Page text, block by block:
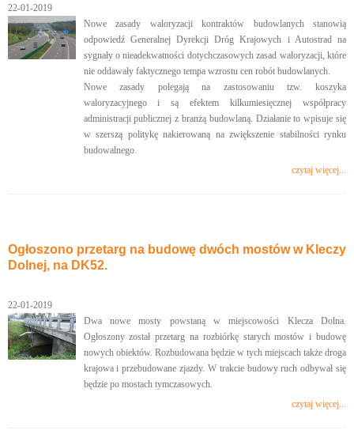
22-01-2019
Nowe zasady waloryzacji kontraktów budowlanych stanowią
odpowiedź Generalnej Dyrekcji Dróg Krajowych i Autostrad na
sygnały o nieadekwatności dotychczasowych zasad waloryzacji, które
nie oddawały faktycznego tempa wzrostu cen robót budowlanych.
Nowe zasady polegają na zastosowaniu tzw. koszyka
waloryzacyjnego i są efektem kilkumiesięcznej współpracy
administracji publicznej z branżą budowlaną. Działanie to wpisuje się
w szerszą politykę nakierowaną na zwiększenie stabilności rynku
budowalnego.
czytaj więcej...
Ogłoszono przetarg na budowę dwóch mostów w Kleczy
Dolnej, na DK52.
22-01-2019
Dwa nowe mosty powstaną w miejscowości Klecza Dolna.
Ogłoszony został przetarg na rozbiórkę starych mostów i budowę
nowych obiektów. Rozbudowana będzie w tych miejscach także droga
krajowa i przebudowane zjazdy. W trakcie budowy ruch odbywał się
będzie po mostach tymczasowych.
czytaj więcej...